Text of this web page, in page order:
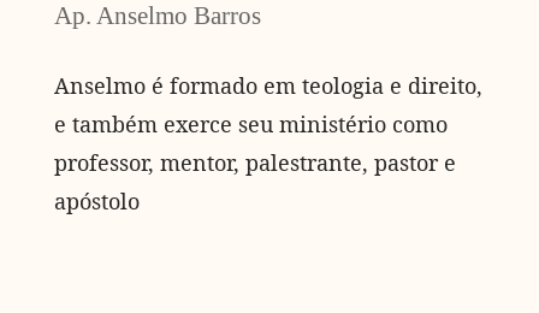
Ap. Anselmo Barros
Anselmo é formado em teologia e direito,
e também exerce seu ministério como
professor, mentor, palestrante, pastor e
apóstolo